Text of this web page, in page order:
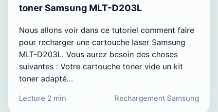
toner Samsung MLT-D203L
Nous allons voir dans ce tutoriel comment faire
pour recharger une cartouche laser Samsung
MLT-D203L. Vous aurez besoin des choses
suivantes : Votre cartouche toner vide un kit
toner adapté…
Lecture 2 min Rechargement Samsung